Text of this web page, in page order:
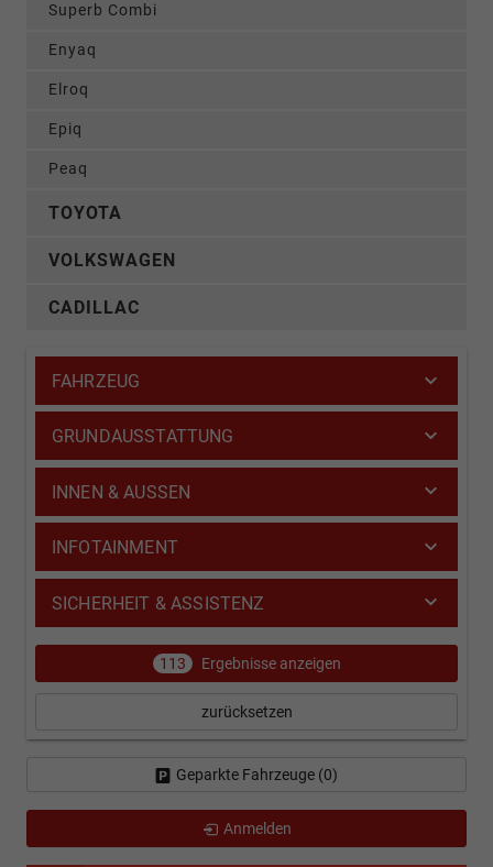
Superb Combi
Enyaq
Elroq
Epiq
Peaq
TOYOTA
VOLKSWAGEN
CADILLAC
FAHRZEUG
GRUNDAUSSTATTUNG
INNEN & AUSSEN
INFOTAINMENT
SICHERHEIT & ASSISTENZ
113 Ergebnisse anzeigen
zurücksetzen
Geparkte Fahrzeuge (0)
Anmelden